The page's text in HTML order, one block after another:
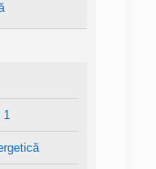
1